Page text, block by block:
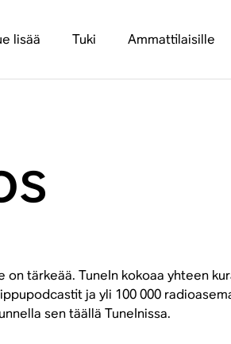
lisää Tuki Ammattilaisille
on tärkeää. TuneIn kokoaa yhteen
ja yli 100 000
sen täällä TuneInissa.